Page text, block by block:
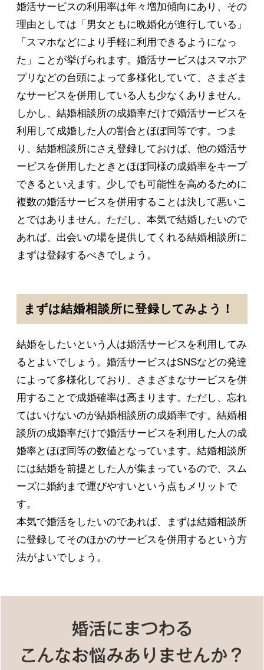
婚活サービスの利用率は年々増加傾向にあり、その
理由としては「男女ともに晩婚化が進行している」
「スマホなどにより手軽に利用できるようになっ
た」ことが挙げられます。婚活サービスはスマホア
プリなどの台頭によって多様化していて、さまざま
なサービスを併用している人も少なくありません。
しかし、結婚相談所の成婚率だけで婚活サービスを
利用して成婚した人の割合とほぼ同等です。つま
り、結婚相談所にさえ登録しておけば、他の婚活サ
ービスを併用したときとほぼ同様の成婚率をキープ
できるといえます。少しでも可能性を高めるために
複数の婚活サービスを併用することは決して悪いこ
とではありません。ただし、本気で結婚したいので
あれば、出会いの場を提供してくれる結婚相談所に
まずは登録するべきでしょう。
まずは結婚相談所に登録してみよう！
結婚をしたいという人は婚活サービスを利用してみ
るとよいでしょう。婚活サービスはSNSなどの発達
によって多様化しており、さまざまなサービスを併
用することで成婚確率は高まります。ただし、忘れ
てはいけないのが結婚相談所の成婚率です。結婚相
談所の成婚率だけで婚活サービスを利用した人の成
婚率とほぼ同等の数値となっています。結婚相談所
には結婚を前提とした人が集まっているので、スム
ーズに婚約まで運びやすいという点もメリットで
す。
本気で婚活をしたいのであれば、まずは結婚相談所
に登録してそのほかのサービスを併用するという方
法がよいでしょう。